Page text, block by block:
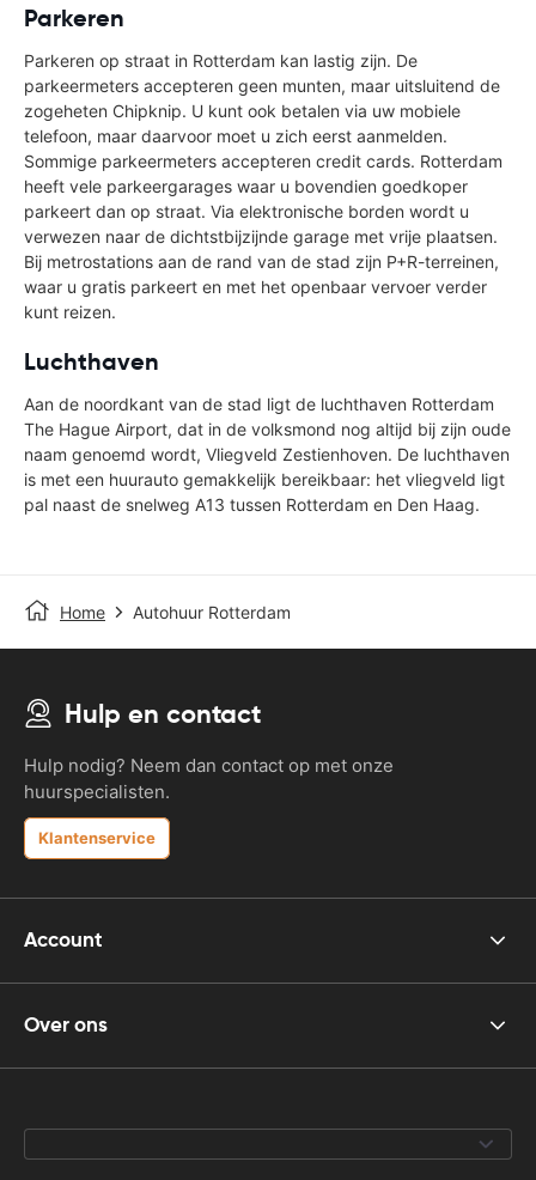
Parkeren
Parkeren op straat in Rotterdam kan lastig zijn. De
parkeermeters accepteren geen munten, maar uitsluitend de
zogeheten Chipknip. U kunt ook betalen via uw mobiele
telefoon, maar daarvoor moet u zich eerst aanmelden.
Sommige parkeermeters accepteren credit cards. Rotterdam
heeft vele parkeergarages waar u bovendien goedkoper
parkeert dan op straat. Via elektronische borden wordt u
verwezen naar de dichtstbijzijnde garage met vrije plaatsen.
Bij metrostations aan de rand van de stad zijn P+R-terreinen,
waar u gratis parkeert en met het openbaar vervoer verder
kunt reizen.
Luchthaven
Aan de noordkant van de stad ligt de luchthaven Rotterdam
The Hague Airport, dat in de volksmond nog altijd bij zijn oude
naam genoemd wordt, Vliegveld Zestienhoven. De luchthaven
is met een huurauto gemakkelijk bereikbaar: het vliegveld ligt
pal naast de snelweg A13 tussen Rotterdam en Den Haag.
Home Autohuur Rotterdam
Hulp en contact
Hulp nodig? Neem dan contact op met onze
huurspecialisten.
Klantenservice
Account
Over ons